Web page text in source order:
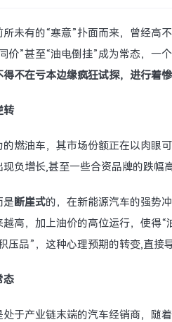
未有的“寒意”扑面而来，曾经高
价”甚至“油电倒挂”成为常态，一
不在亏本边缘疯狂试探，进行着惨
转
燃油车，其市场份额正在以肉眼
负增长,甚至一些合资品牌的跌幅
是断崖式的，在新能源汽车的强势
高，加上油价的高位运行，使得
压品”，这种心理预期的转变,直接
态
于产业链末端的汽车经销商，随